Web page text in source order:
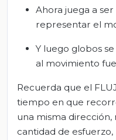
Ahora juega a
representar el
Y luego globos
al movimiento
Recuerda que el
tiempo en que
una misma
cantidad de